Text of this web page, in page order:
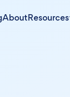
AboutResources